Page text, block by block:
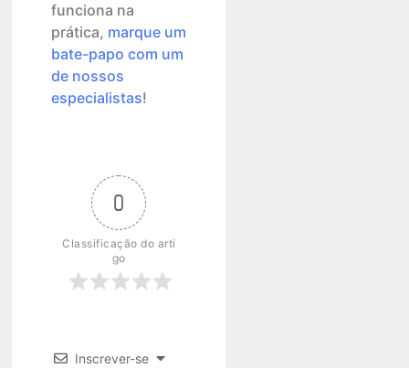
funciona na
prática, marque um
bate-papo com um
de nossos
especialistas!
0
Classificação do arti
go
Inscrever-se